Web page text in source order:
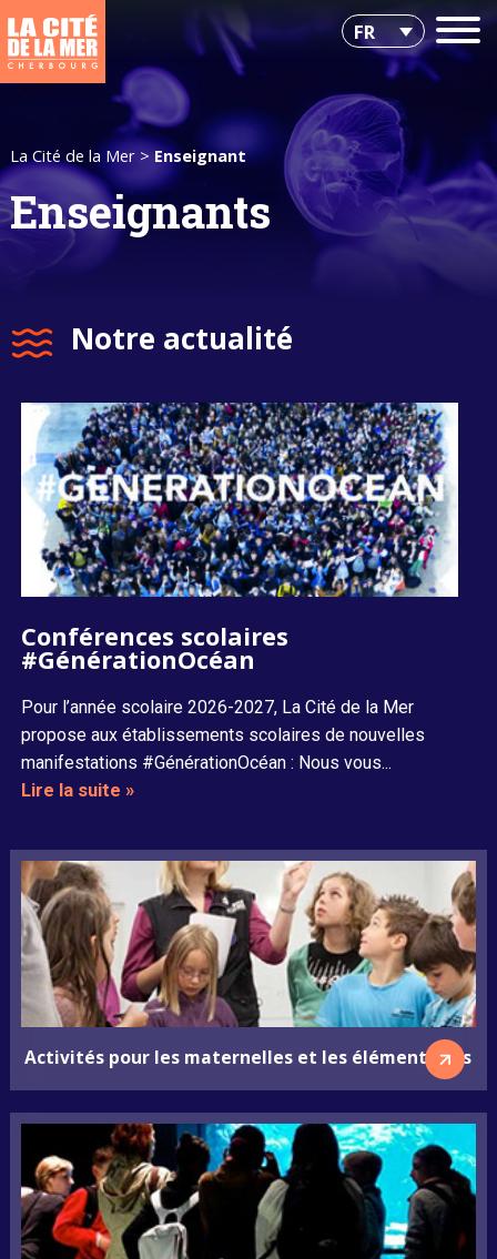
FR
La Cité de la Mer> Enseignant
Enseignants
Notre actualité
Conférences scolaires
#GénérationOcéan
Pour l’année scolaire 2026-2027, La Cité de la Mer
propose aux établissements scolaires de nouvelles
manifestations #GénérationOcéan : Nous vous...
Lire la suite »
Activités pour les maternelles et les élémentaires